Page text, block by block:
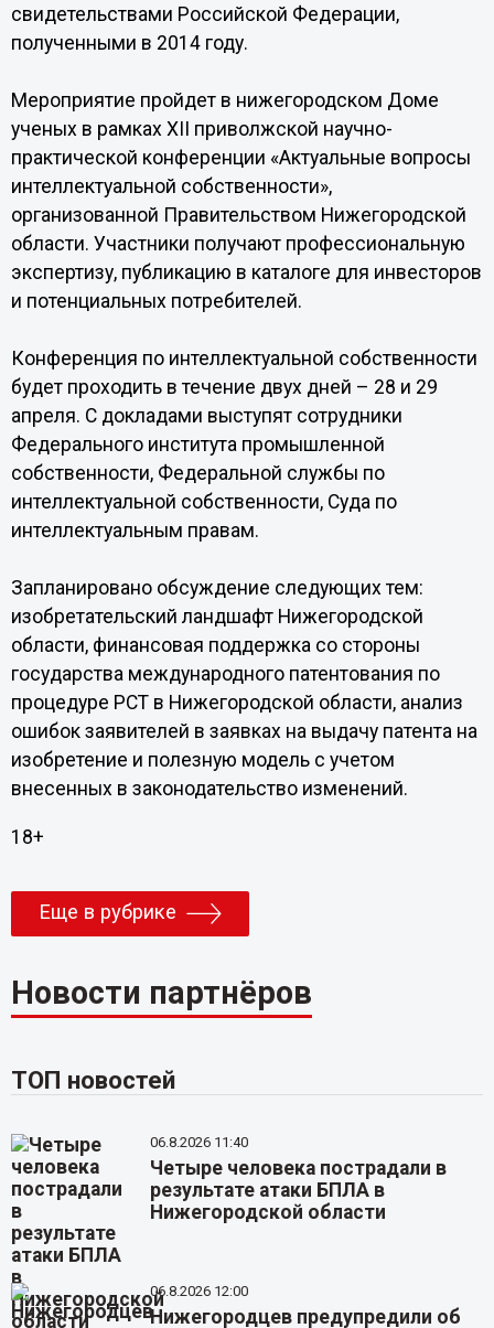
свидетельствами Российской Федерации,
полученными в 2014 году.
Мероприятие пройдет в нижегородском Доме
ученых в рамках XII приволжской научно-
практической конференции «Актуальные вопросы
интеллектуальной собственности»,
организованной Правительством Нижегородской
области. Участники получают профессиональную
экспертизу, публикацию в каталоге для инвесторов
и потенциальных потребителей.
Конференция по интеллектуальной собственности
будет проходить в течение двух дней – 28 и 29
апреля. С докладами выступят сотрудники
Федерального института промышленной
собственности, Федеральной службы по
интеллектуальной собственности, Суда по
интеллектуальным правам.
Запланировано обсуждение следующих тем:
изобретательский ландшафт Нижегородской
области, финансовая поддержка со стороны
государства международного патентования по
процедуре РСТ в Нижегородской области, анализ
ошибок заявителей в заявках на выдачу патента на
изобретение и полезную модель с учетом
внесенных в законодательство изменений.
18+
Еще в рубрике
Новости партнёров
ТОП новостей
06.8.2026 11:40
Четыре человека пострадали в
результате атаки БПЛА в
Нижегородской области
06.8.2026 12:00
Нижегородцев предупредили об